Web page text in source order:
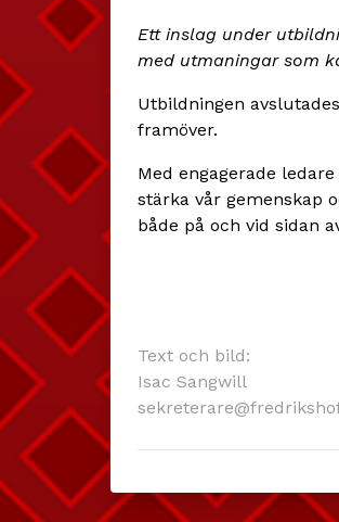
Ett inslag under
med utmaningar som
Utbildningen
framöver.
Med engagerade
stärka vår gemenskap
både på och vid sidan
Text och bild:
Isac Sangwill